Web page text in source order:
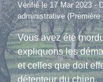
Vérifié le 17 Mar 2023 -
administrative (Première
Vous avez été
expliquons les
et celles que doit
détenteur du chien.